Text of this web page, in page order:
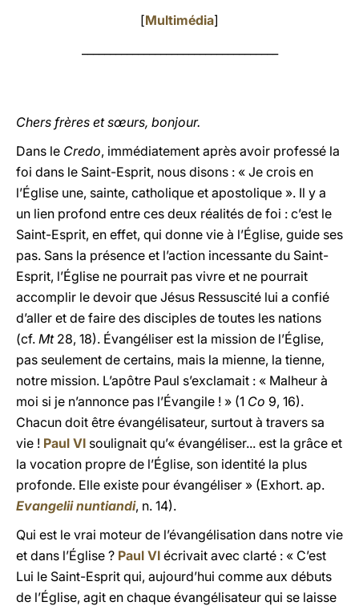
[Multimédia]
Chers frères et sœurs, bonjour.
Dans le Credo, immédiatement après avoir professé la
foi dans le Saint-Esprit, nous disons : « Je crois en
l’Église une, sainte, catholique et apostolique ». Il y a
un lien profond entre ces deux réalités de foi : c’est le
Saint-Esprit, en effet, qui donne vie à l’Église, guide ses
pas. Sans la présence et l’action incessante du Saint-
Esprit, l’Église ne pourrait pas vivre et ne pourrait
accomplir le devoir que Jésus Ressuscité lui a confié
d’aller et de faire des disciples de toutes les nations
(cf. Mt28, 18). Évangéliser est la mission de l’Église,
pas seulement de certains, mais la mienne, la tienne,
notre mission. L’apôtre Paul s’exclamait : « Malheur à
moi si je n’annonce pas l’Évangile ! » (1 Co 9, 16).
Chacun doit être évangélisateur, surtout à travers sa
vie ! Paul VI soulignait qu’« évangéliser... est la grâce et
la vocation propre de l’Église, son identité la plus
profonde. Elle existe pour évangéliser » (Exhort. ap.
Evangelii nuntiandi, n. 14).
Qui est le vrai moteur de l’évangélisation dans notre vie
et dans l’Église ? Paul VI écrivait avec clarté : « C’est
Lui le Saint-Esprit qui, aujourd’hui comme aux débuts
de l’Église, agit en chaque évangélisateur qui se laisse